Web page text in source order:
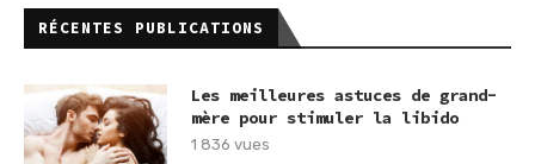
RÉCENTES PUBLICATIONS
Les meilleures astuces de grand-
mère pour stimuler la libido
1 836 vues